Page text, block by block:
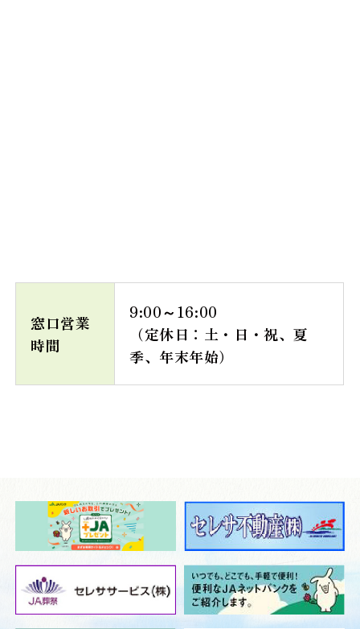
窓口営業
時間
9:00～16:00
（定休日：土・日・祝、夏
季、年末年始）